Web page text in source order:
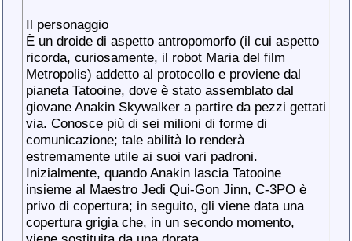
Il personaggio
È un droide di aspetto antropomorfo (il cui aspetto
ricorda, curiosamente, il robot Maria del film
Metropolis) addetto al protocollo e proviene dal
pianeta Tatooine, dove è stato assemblato dal
giovane Anakin Skywalker a partire da pezzi gettati
via. Conosce più di sei milioni di forme di
comunicazione; tale abilità lo renderà
estremamente utile ai suoi vari padroni.
Inizialmente, quando Anakin lascia Tatooine
insieme al Maestro Jedi Qui-Gon Jinn, C-3PO è
privo di copertura; in seguito, gli viene data una
copertura grigia che, in un secondo momento,